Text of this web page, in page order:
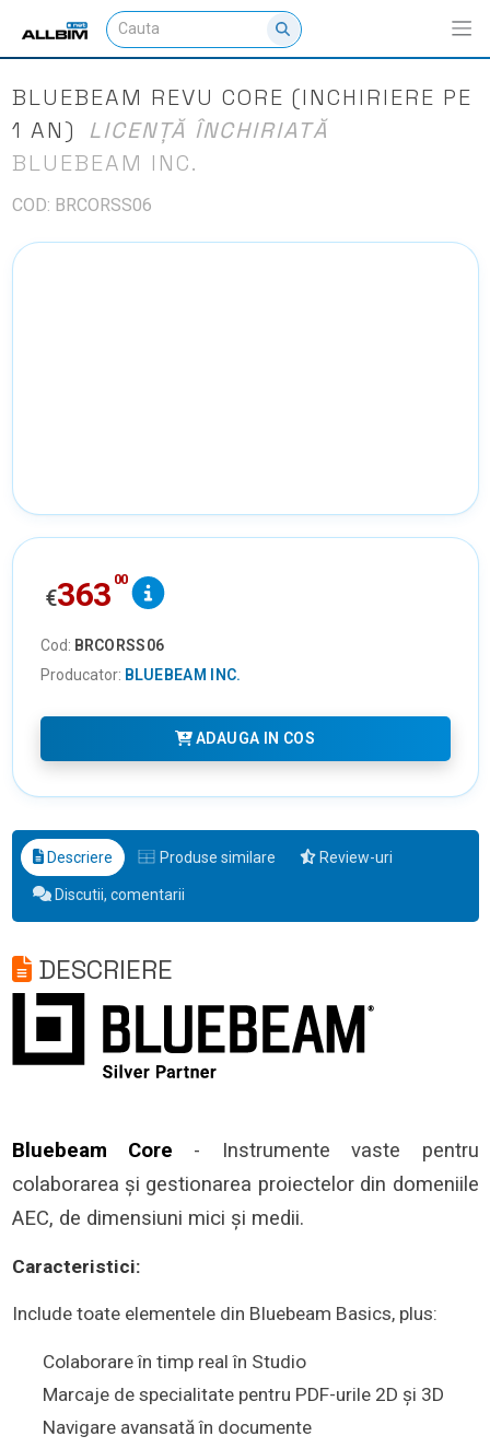
BLUEBEAM REVU CORE (INCHIRIERE PE
1 AN)
LICENȚĂ ÎNCHIRIATĂ
BLUEBEAM INC.
COD: BRCORSS06
€363 00
Cod: BRCORSS06
Producator: BLUEBEAM INC.
ADAUGA IN COS
Descriere Produse similare Review-uri
Discutii, comentarii
DESCRIERE
Bluebeam Core - Instrumente vaste pentru
colaborarea și gestionarea proiectelor din domeniile
AEC, de dimensiuni mici și medii.
Caracteristici:
Include toate elementele din Bluebeam Basics, plus:
Colaborare în timp real în Studio
Marcaje de specialitate pentru PDF-urile 2D și 3D
Navigare avansată în documente